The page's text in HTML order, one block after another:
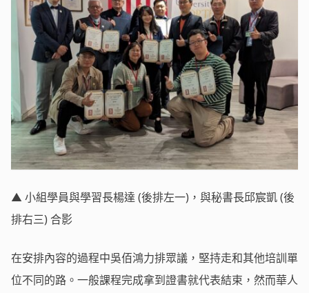
▲ 小組學員與學習長楊達 (後排左一)，與秘書長邱宸凱 (後
排右三) 合影
在安排內容的過程中吳佰鴻力排眾議，堅持走和其他培訓單
位不同的路。一般課程完成拿到證書就代表結束，然而華人